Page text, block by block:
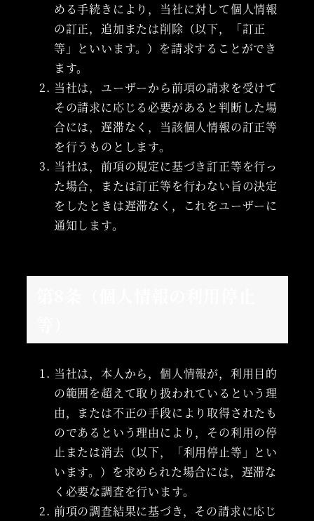
める手続きにより，当社に対して個人情報
の訂正，追加または削除（以下，「訂正
等」といいます。）を請求することができ
ます。
当社は，ユーザーから前項の請求を受けて
その請求に応じる必要があると判断した場
合には，遅滞なく，当該個人情報の訂正等
を行うものとします。
当社は，前項の規定に基づき訂正等を行っ
た場合，または訂正等を行わない旨の決定
をしたときは遅滞なく，これをユーザーに
通知します。
当社は，本人から，個人情報が，利用目的
の範囲を超えて取り扱われているという理
由，または不正の手段により取得されたも
のであるという理由により，その利用の停
止または消去（以下，「利用停止等」とい
います。）を求められた場合には，遅滞な
く必要な調査を行います。
前項の調査結果に基づき，その請求に応じ